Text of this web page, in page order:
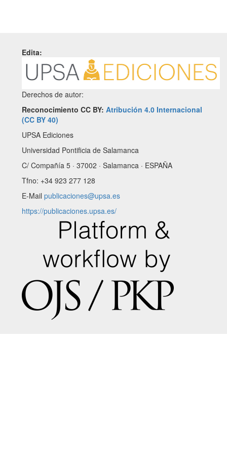
Edita:
Derechos de autor:
Reconocimiento CC BY: Atribución 4.0 Internacional
(CC BY 40)
UPSA Ediciones
Universidad Pontificia de Salamanca
C/ Compañía 5 · 37002 · Salamanca · ESPAÑA
Tfno: +34 923 277 128
E-Mail publicaciones@upsa.es
https://publicaciones.upsa.es/